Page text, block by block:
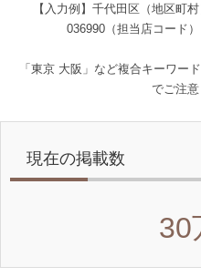
【入力例】千代田区（地区町
036990（担当店コード
「東京 大阪」など複合キーワー
でご注意
現在の掲載数
30